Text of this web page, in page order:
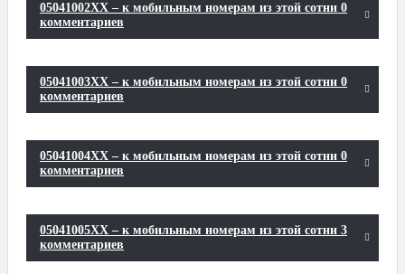
05041002XX – к мобильным номерам из этой сотни 0
комментариев
05041003XX – к мобильным номерам из этой сотни 0
комментариев
05041004XX – к мобильным номерам из этой сотни 0
комментариев
05041005XX – к мобильным номерам из этой сотни 3
комментариев